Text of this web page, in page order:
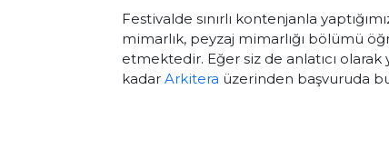
Festivalde sınırlı kontenjanla
mimarlık, peyzaj mimarlığı bölümü
etmektedir. Eğer siz de anlatıcı
kadar Arkitera üzerinden başvuruda